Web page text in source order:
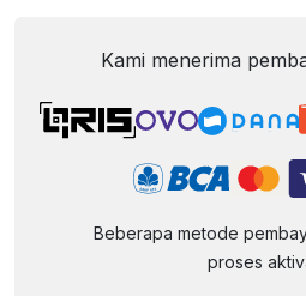
Kami menerima
Beberapa metode
proses